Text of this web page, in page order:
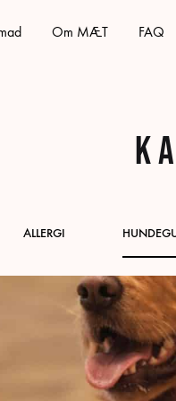
Om MÆT FAQ
ALLERGI